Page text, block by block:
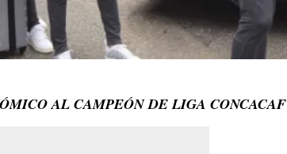
AL CAMPEÓN DE LIGA CONCACAF